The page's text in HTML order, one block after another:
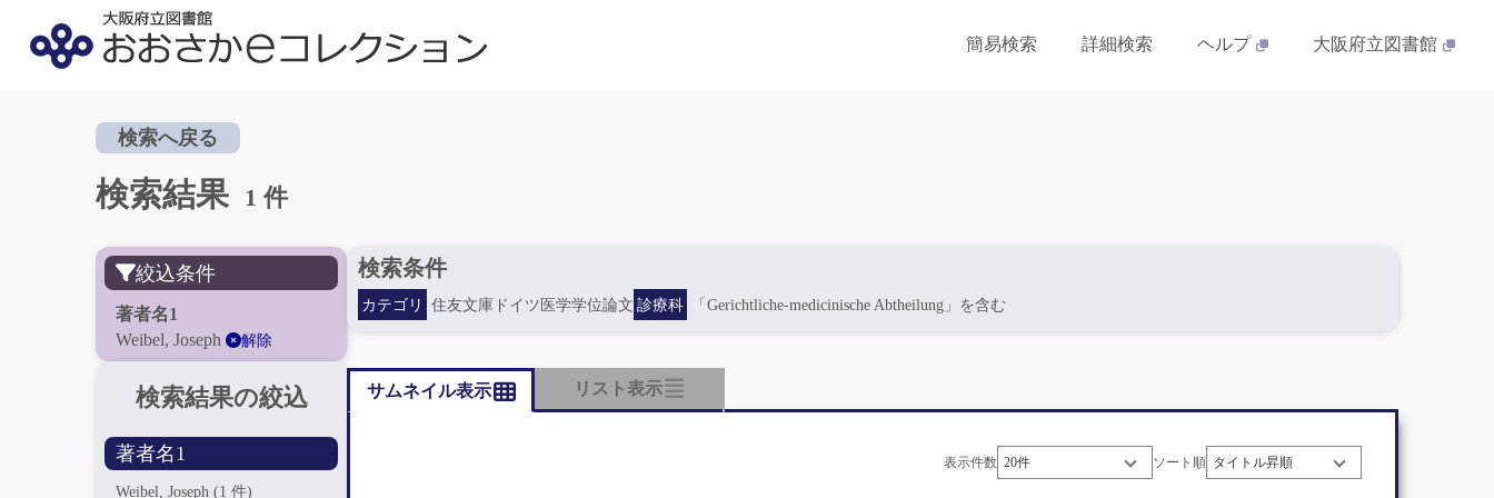
簡易検索 詳細検索 ヘルプ 大阪府立図書館
検索へ戻る
検索結果 1 件
絞込条件
著者名1
Weibel, Joseph
解除
検索結果の絞込
著者名1
Weibel, Joseph(1 件)
検索条件
カテゴリ 住友文庫ドイツ医学学位論文 診療科 「Gerichtliche-medicinische Abtheilung」を含む
サムネイル表示 リスト表示
表示件数 ソート順